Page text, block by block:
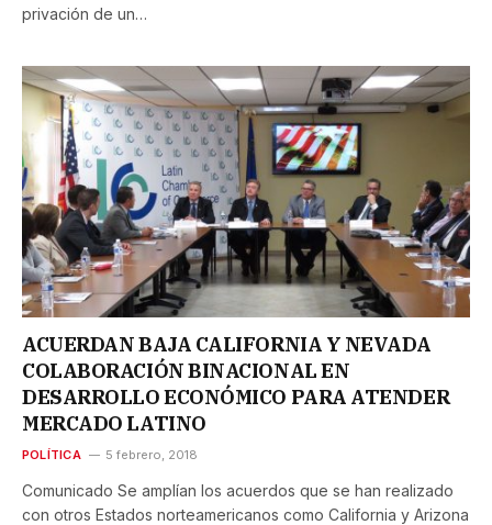
privación de un…
ACUERDAN BAJA CALIFORNIA Y NEVADA
COLABORACIÓN BINACIONAL EN
DESARROLLO ECONÓMICO PARA ATENDER
MERCADO LATINO
POLÍTICA 5 febrero, 2018
Comunicado Se amplían los acuerdos que se han realizado
con otros Estados norteamericanos como California y Arizona